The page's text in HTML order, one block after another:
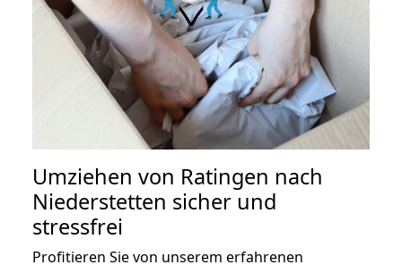
Umziehen von Ratingen nach
Niederstetten sicher und
stressfrei
Profitieren Sie von unserem erfahrenen